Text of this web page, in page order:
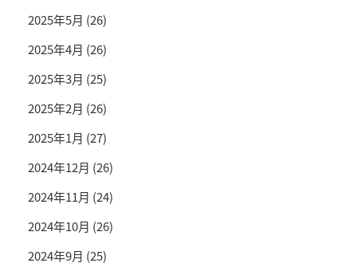
2025年5月 (26)
2025年4月 (26)
2025年3月 (25)
2025年2月 (26)
2025年1月 (27)
2024年12月 (26)
2024年11月 (24)
2024年10月 (26)
2024年9月 (25)